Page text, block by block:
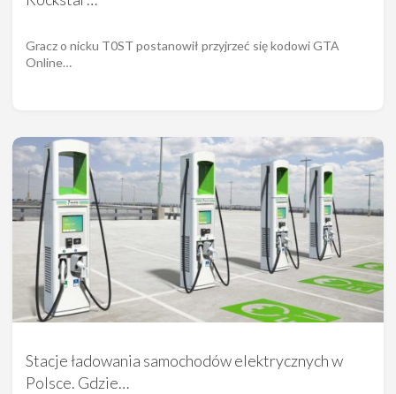
Gracz o nicku T0ST postanowił przyjrzeć się kodowi GTA
Online…
Stacje ładowania samochodów elektrycznych w
Polsce. Gdzie…